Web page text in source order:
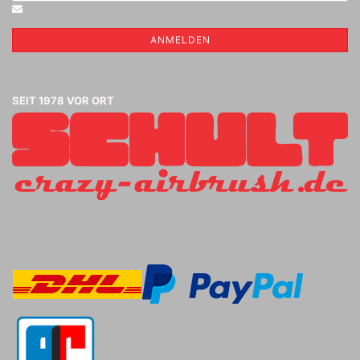
ANMELDEN
SEIT 1978 VOR ORT